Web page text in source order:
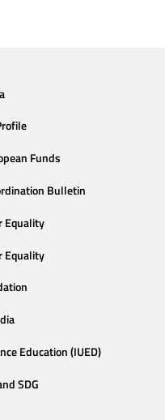
Funds
Bulletin
Equality
Equality
Education (IUED)
SDG